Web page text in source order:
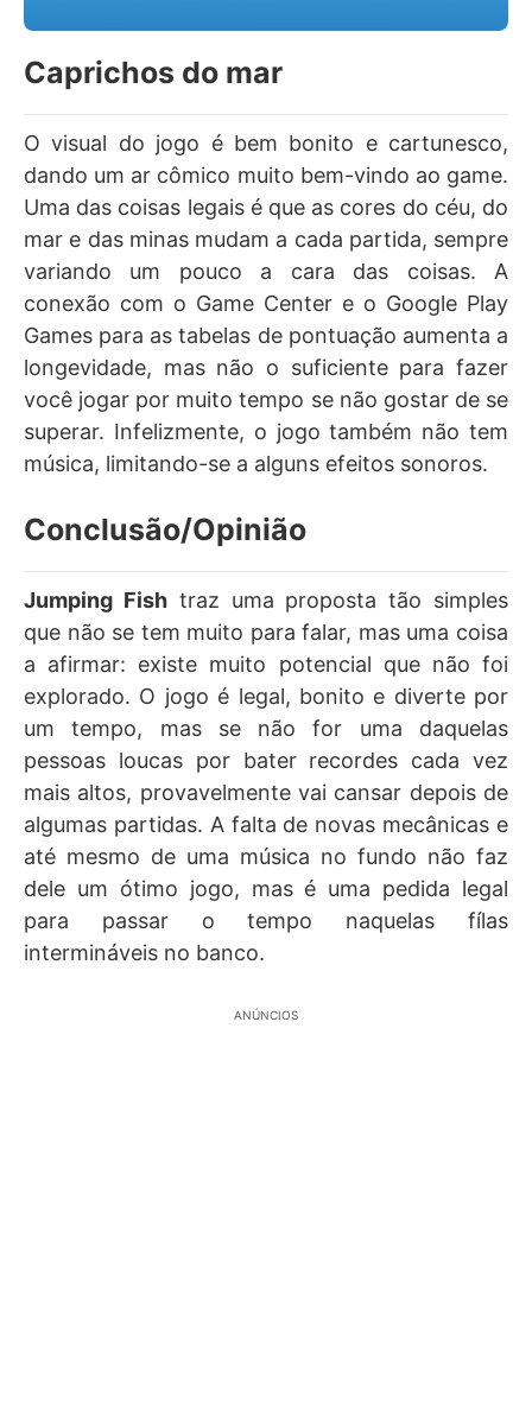
Caprichos do mar
O visual do jogo é bem bonito e cartunesco,
dando um ar cômico muito bem-vindo ao game.
Uma das coisas legais é que as cores do céu, do
mar e das minas mudam a cada partida, sempre
variando um pouco a cara das coisas. A
conexão com o Game Center e o Google Play
Games para as tabelas de pontuação aumenta a
longevidade, mas não o suficiente para fazer
você jogar por muito tempo se não gostar de se
superar. Infelizmente, o jogo também não tem
música, limitando-se a alguns efeitos sonoros.
Conclusão/Opinião
Jumping Fishtraz uma proposta tão simples
que não se tem muito para falar, mas uma coisa
a afirmar: existe muito potencial que não foi
explorado. O jogo é legal, bonito e diverte por
um tempo, mas se não for uma daquelas
pessoas loucas por bater recordes cada vez
mais altos, provavelmente vai cansar depois de
algumas partidas. A falta de novas mecânicas e
até mesmo de uma música no fundo não faz
dele um ótimo jogo, mas é uma pedida legal
para passar o tempo naquelas fílas
intermináveis no banco.
ANÚNCIOS